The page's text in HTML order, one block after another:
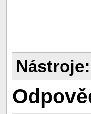
Nástroje: